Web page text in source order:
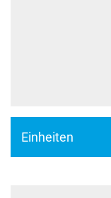
Einheiten